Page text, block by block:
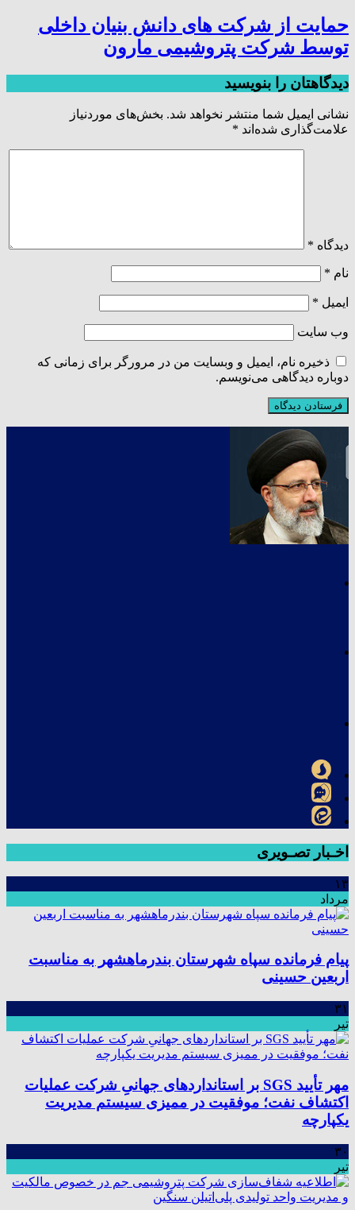
حمایت از شرکت های دانش بنیان داخلی
توسط شرکت پتروشیمی مارون
دیدگاهتان را بنویسید
نشانی ایمیل شما منتشر نخواهد شد. بخش‌های موردنیاز
علامت‌گذاری شده‌اند *
دیدگاه *
نام *
ایمیل *
وب‌ سایت
ذخیره نام، ایمیل و وبسایت من در مرورگر برای زمانی که
دوباره دیدگاهی می‌نویسم.
اخـبار تصـویری
۱۳
مرداد
پیام فرمانده سپاه شهرستان بندرماهشهر به مناسبت
اربعین حسینی
۳۱
تیر
مهر تأیید SGS بر استانداردهای جهانیِ شرکت عملیات
اکتشاف نفت؛ موفقیت در ممیزی سیستم مدیریت
یکپارچه
۳۰
تیر